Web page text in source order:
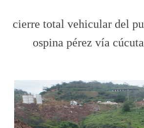
cierre total vehicular del
ospina pérez vía cúc